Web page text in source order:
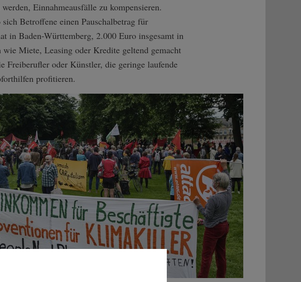
Einnahmeausfälle zu kompensieren.
Betroffene einen Pauschalbetrag für
in Baden-Württemberg, 2.000 Euro insgesamt in
Miete, Leasing oder Kredite geltend gemacht
Freiberufler oder Künstler, die geringe laufende
profitieren.